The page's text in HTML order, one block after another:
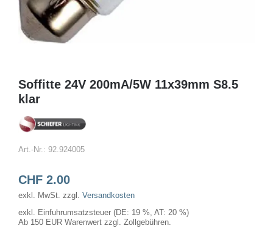
Soffitte 24V 200mA/5W 11x39mm S8.5
klar
Art.-Nr.: 92.924005
CHF2.00
exkl. MwSt. zzgl. Versandkosten
exkl. Einfuhrumsatzsteuer (DE: 19 %, AT: 20 %)
Ab 150 EUR Warenwert zzgl. Zollgebühren.